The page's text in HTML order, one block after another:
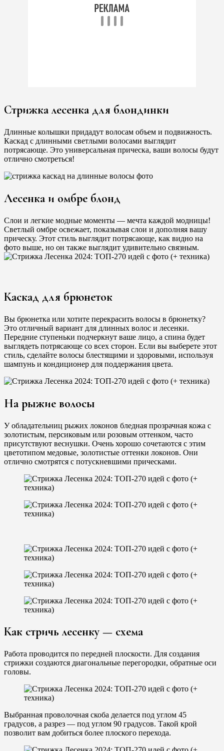
Стрижка лесенка для блондинки
Длинные колышки придадут волосам объем и подвижность.
Каскад с длинными светлыми волосами выглядит
потрясающе. Это универсальная прическа, ваши волосы будут
отлично смотреться!
Лесенка и омбре блонд
Слои и легкие модные моменты — мечта каждой модницы!
Светлый омбре освежает, показывая слои и дополняя вашу
прическу. Этот стиль выглядит потрясающе, как видно на
фото выше, но он также выглядит удивительно связным.
Каскад для брюнеток
Вы брюнетка или хотите перекрасить волосы в брюнетку?
Это отличный вариант для длинных волос и лесенки.
Передние ступеньки подчеркнут ваше лицо, а спина будет
выглядеть потрясающе со всех сторон. Если вы выберете этот
стиль, сделайте волосы блестящими и здоровыми, используя
шампунь и кондиционер для поддержания цвета.
На рыжие волосы
У обладательниц рыжих локонов бледная прозрачная кожа с
золотистым, персиковым или розовым оттенком, часто
присутствуют веснушки. Очень хорошо сочетаются с этим
цветотипом медовые, золотистые оттенки локонов. Они
отлично смотрятся с потускневшими прическами.
Как стричь лесенку — схема
Работа проводится по передней плоскости. Для создания
стрижки создаются диагональные перегородки, обратные оси
головы.
Выбранная проволочная скоба делается под углом 45
градусов, а разрез — под углом 90 градусов. Такой крой
позволит вам добиться более плоского перехода.